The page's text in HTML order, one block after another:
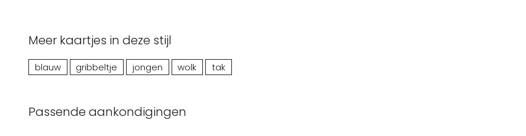
Meer kaartjes in deze stijl
blauw gribbeltje jongen wolk tak
Passende aankondigingen